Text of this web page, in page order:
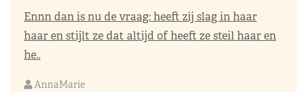
Ennn dan is nu de vraag: heeft zij slag in haar
haar en stijlt ze dat altijd of heeft ze steil haar en
he..
AnnaMarie